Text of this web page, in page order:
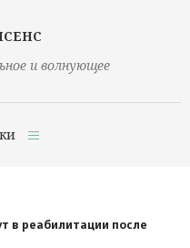
и волнующее
в реабилитации после